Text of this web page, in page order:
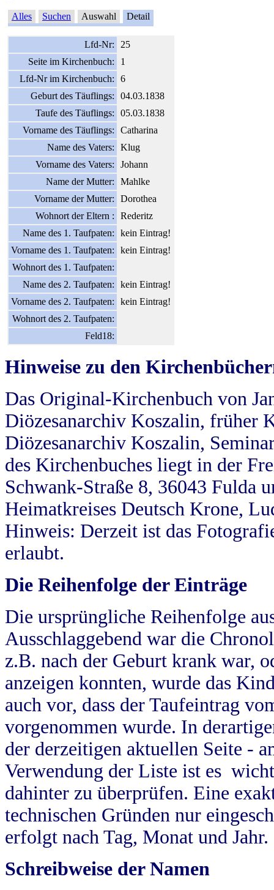
Alles Suchen Auswahl Detail
Lfd-Nr:
25
Seite im Kirchenbuch:
1
Lfd-Nr im Kirchenbuch:
6
Geburt des Täuflings:
04.03.1838
Taufe des Täuflings:
05.03.1838
Vorname des Täuflings:
Catharina
Name des Vaters:
Klug
Vorname des Vaters:
Johann
Name der Mutter:
Mahlke
Vorname der Mutter:
Dorothea
Wohnort der Eltern :
Rederitz
Name des 1. Taufpaten:
kein Eintrag!
Vorname des 1. Taufpaten:
kein Eintrag!
Wohnort des 1. Taufpaten:
Name des 2. Taufpaten:
kein Eintrag!
Vorname des 2. Taufpaten:
kein Eintrag!
Wohnort des 2. Taufpaten:
Feld18:
Hinweise zu den
Das Original-Kirchenbuch von
Diözesanarchiv Koszalin, früher
Diözesanarchiv Koszalin,
des Kirchenbuches liegt in der
Schwank-Straße 8, 36043 Fulda
Heimatkreises Deutsch Krone,
Hinweis: Derzeit ist das
erlaubt.
Die Reihenfolge der Einträge
Die ursprüngliche Reihenfolge
Ausschlaggebend war die
z.B. nach der Geburt krank war,
anzeigen konnten, wurde das
auch vor, dass der Taufeintrag
vorgenommen wurde. In
der derzeitigen aktuellen Seite -
Verwendung der Liste ist es
dahinter zu überprüfen. Eine
technischen Gründen nur
erfolgt nach Tag, Monat und Jahr.
Schreibweise der Namen